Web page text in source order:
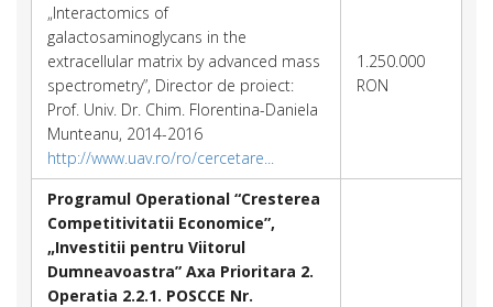
„Interactomics of
galactosaminoglycans in the
extracellular matrix by advanced mass
spectrometry”, Director de proiect:
Prof. Univ. Dr. Chim. Florentina-Daniela
Munteanu, 2014-2016
http://www.uav.ro/ro/cercetare...
1.250.000
RON
Programul Operational “Cresterea
Competitivitatii Economice”,
„Investitii pentru Viitorul
Dumneavoastra” Axa Prioritara 2.
Operatia 2.2.1. POSCCE Nr.